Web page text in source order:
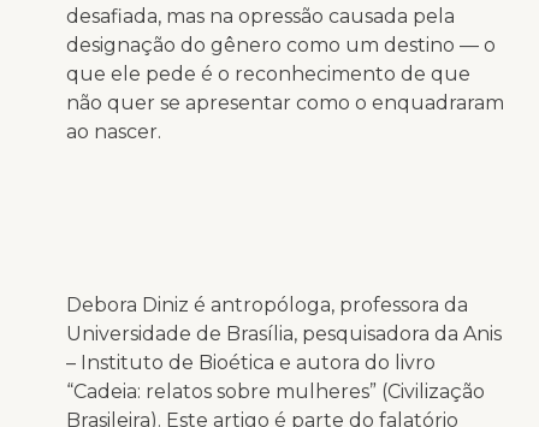
desafiada, mas na opressão causada pela
designação do gênero como um destino — o
que ele pede é o reconhecimento de que
não quer se apresentar como o enquadraram
ao nascer.
Debora Diniz é antropóloga, professora da
Universidade de Brasília, pesquisadora da Anis
– Instituto de Bioética e autora do livro
“Cadeia: relatos sobre mulheres” (Civilização
Brasileira). Este artigo é parte do falatório